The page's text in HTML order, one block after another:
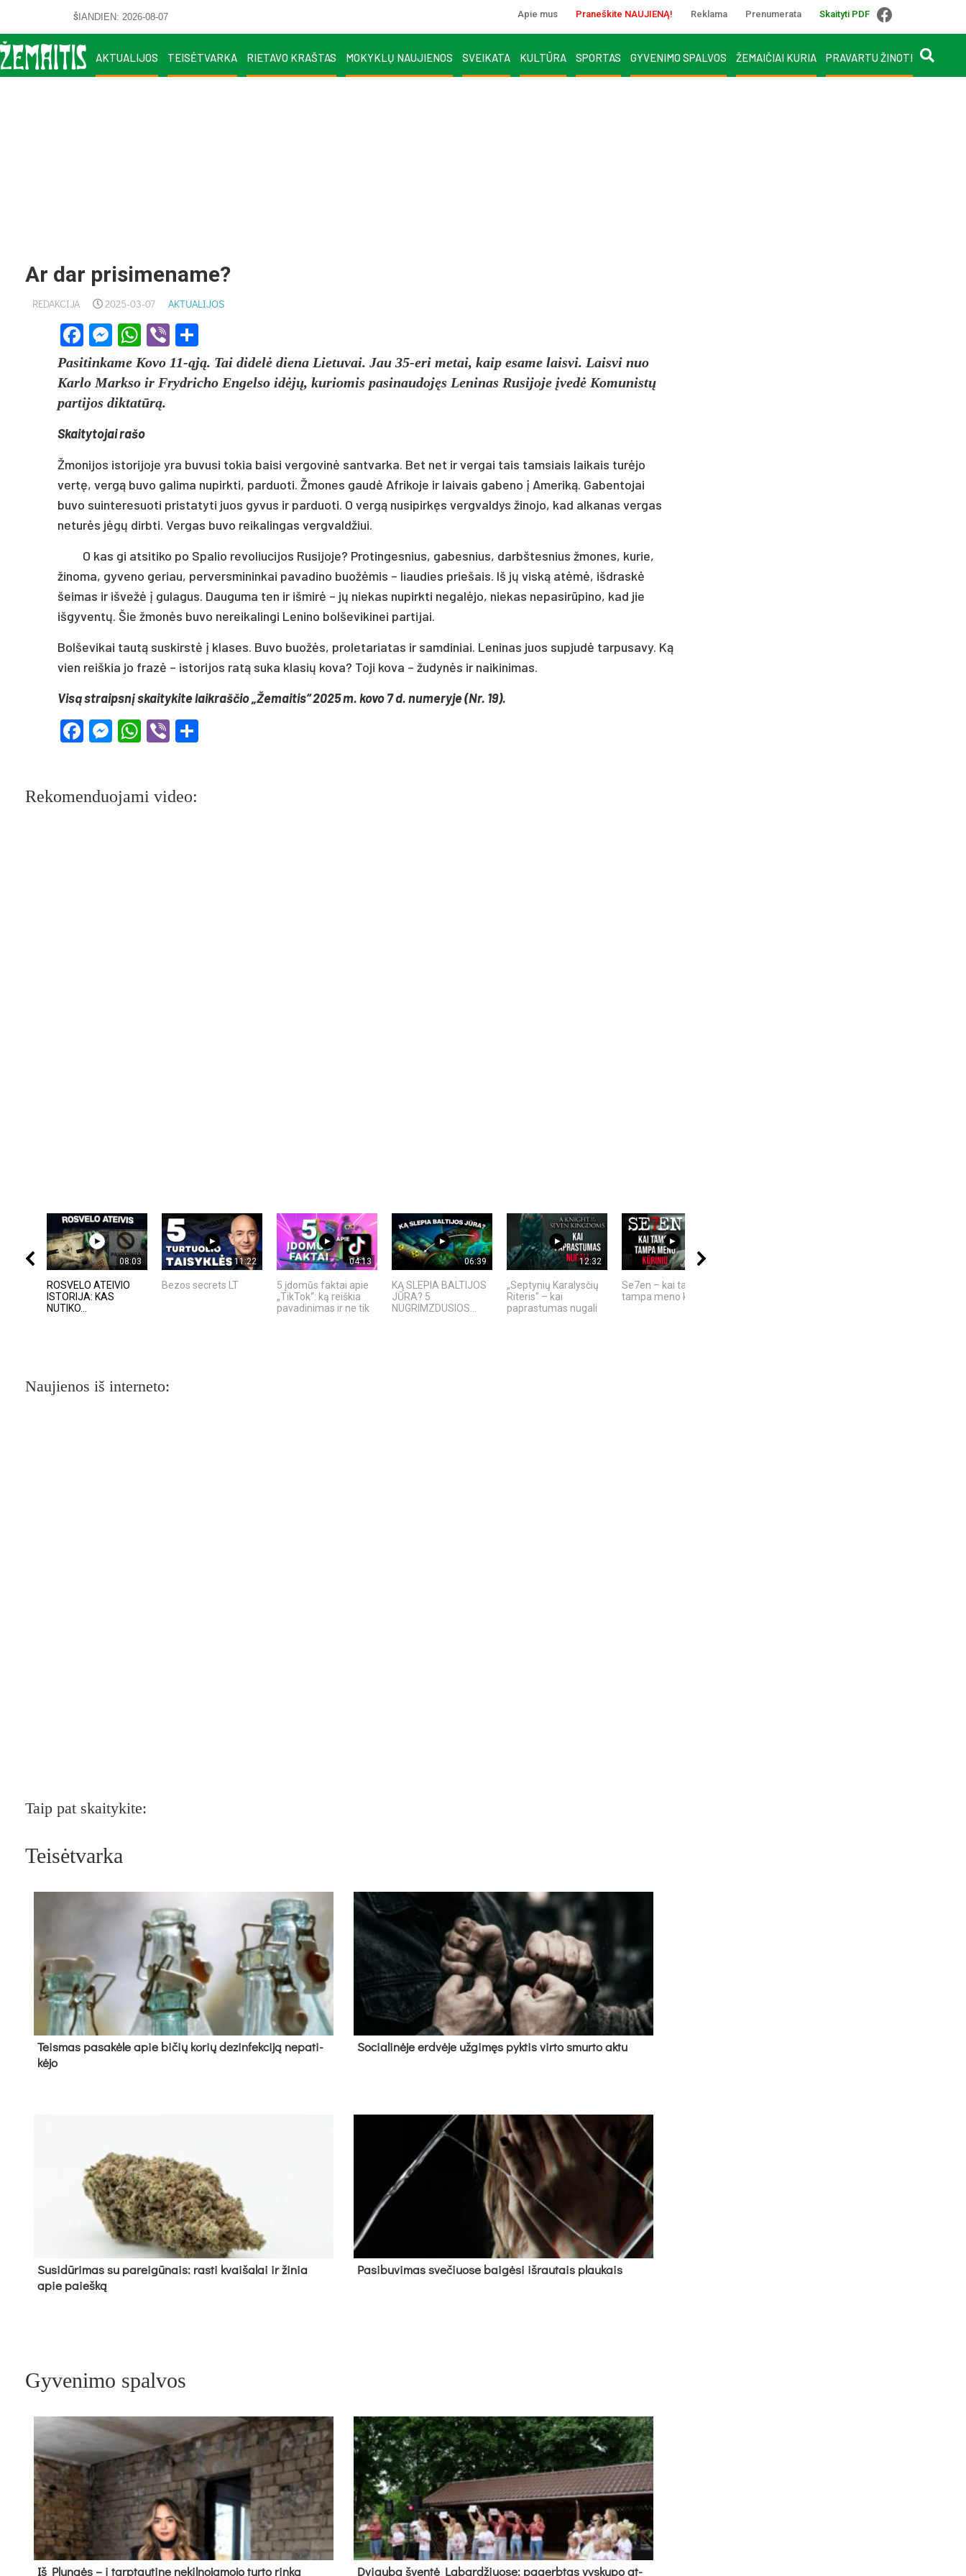
ŠIANDIEN: 2026-08-07 Apie mus Praneškite NAUJIENĄ! Reklama Prenumerata Skaityti PDF
AKTUALIJOS TEISĖTVARKA RIETAVO KRAŠTAS MOKYKLŲ NAUJIENOS SVEIKATA KULTŪRA SPORTAS GYVENIMO SPALVOS ŽEMAIČIAI KURIA PRAVARTU ŽINOTI
Ar dar prisimename?
REDAKCIJA 2025-03-07 AKTUALIJOS
Facebook
Messenger
WhatsApp
Viber
Pasitinkame Kovo 11-ąją. Tai didelė diena Lietuvai. Jau 35-eri metai, kaip esame laisvi. Laisvi nuo
Karlo Markso ir Frydricho Engelso idėjų, kuriomis pasinaudojęs Leninas Rusijoje įvedė Komunistų
partijos diktatūrą.
Skaitytojai rašo
Žmonijos istorijoje yra buvusi tokia baisi vergovinė santvarka. Bet net ir vergai tais tamsiais laikais turėjo
vertę, vergą buvo galima nupirkti, parduoti. Žmones gaudė Afrikoje ir laivais gabeno į Ameriką. Gabentojai
buvo suinteresuoti pristatyti juos gyvus ir parduoti. O vergą nusipirkęs vergvaldys žinojo, kad alkanas vergas
neturės jėgų dirbti. Vergas buvo reikalingas vergvaldžiui.
O kas gi atsitiko po Spalio revoliucijos Rusijoje? Protingesnius, gabesnius, darbštesnius žmones, kurie,
žinoma, gyveno geriau, perversmininkai pavadino buožėmis – liaudies priešais. Iš jų viską atėmė, išdraskė
šeimas ir išvežė į gulagus. Dauguma ten ir išmirė – jų niekas nupirkti negalėjo, niekas nepasirūpino, kad jie
išgyventų. Šie žmonės buvo nereikalingi Lenino bolševikinei partijai.
Bolševikai tautą suskirstė į klases. Buvo buožės, proletariatas ir samdiniai. Leninas juos supjudė tarpusavy. Ką
vien reiškia jo frazė – istorijos ratą suka klasių kova? Toji kova – žudynės ir naikinimas.
Visą straipsnį skaitykite laikraščio „Žemaitis“ 2025 m. kovo 7 d. numeryje (Nr. 19).
Facebook
Messenger
WhatsApp
Viber
Rekomenduojami video:
08:03
ROSVELO ATEIVIO
ISTORIJA: KAS
NUTIKO...
11:22
Bezos secrets LT
04:13
5 įdomūs faktai apie
„TikTok“: ką reiškia
pavadinimas ir ne tik
06:39
KĄ SLEPIA BALTIJOS
JŪRA? 5
NUGRIMZDUSIOS...
12:32
„Septynių Karalysčių
Riteris" – kai
paprastumas nugali
17:50
Se7en – kai tamsa
tampa meno kūriniu
Naujienos iš interneto:
Taip pat skaitykite:
Teisėtvarka
Teis­mas pa­sa­kė­le apie bi­čių ko­rių de­zin­fek­ci­ją ne­pa­ti­
kė­jo
So­cia­li­nė­je erd­vė­je už­gi­męs pyk­tis vir­to smur­to ak­tu
Su­si­dū­ri­mas su pa­rei­gū­nais: ras­ti kvai­ša­lai ir ži­nia
apie paieš­ką
Pa­si­bu­vi­mas sve­čiuo­se bai­gė­si iš­rau­tais plau­kais
Gyvenimo spalvos
Iš Plungės – į tarptautinę nekilnojamojo turto rinką Dvi­gu­ba šven­tė La­bar­džiuo­se: pa­gerb­tas vys­ku­po at­